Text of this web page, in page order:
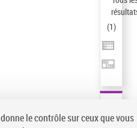
(1)
le contrôle sur ceux que vous